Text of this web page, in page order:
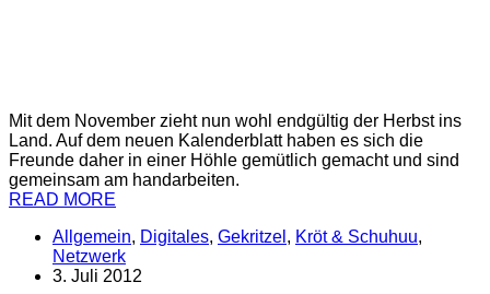
Mit dem November zieht nun wohl endgültig der Herbst ins
Land. Auf dem neuen Kalenderblatt haben es sich die
Freunde daher in einer Höhle gemütlich gemacht und sind
gemeinsam am handarbeiten.
READ MORE
Allgemein, Digitales, Gekritzel , Kröt & Schuhuu,
Netzwerk
3. Juli 2012